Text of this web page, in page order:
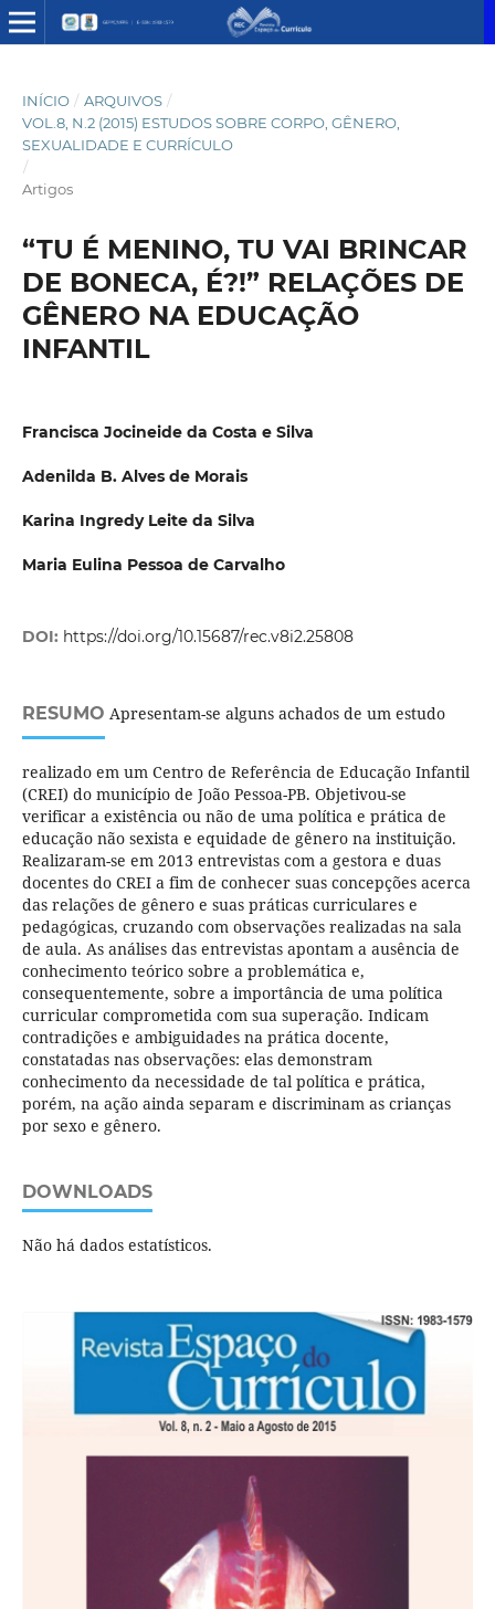
INÍCIO / ARQUIVOS /
VOL.8, N.2 (2015) ESTUDOS SOBRE CORPO, GÊNERO,
SEXUALIDADE E CURRÍCULO
/
Artigos
“TU É MENINO, TU VAI BRINCAR
DE BONECA, É?!” RELAÇÕES DE
GÊNERO NA EDUCAÇÃO
INFANTIL
Francisca Jocineide da Costa e Silva
Adenilda B. Alves de Morais
Karina Ingredy Leite da Silva
Maria Eulina Pessoa de Carvalho
DOI: https://doi.org/10.15687/rec.v8i2.25808
RESUMO Apresentam-se alguns achados de um estudo
realizado em um Centro de Referência de Educação Infantil
(CREI) do município de João Pessoa-PB. Objetivou-se
verificar a existência ou não de uma política e prática de
educação não sexista e equidade de gênero na instituição.
Realizaram-se em 2013 entrevistas com a gestora e duas
docentes do CREI a fim de conhecer suas concepções acerca
das relações de gênero e suas práticas curriculares e
pedagógicas, cruzando com observações realizadas na sala
de aula. As análises das entrevistas apontam a ausência de
conhecimento teórico sobre a problemática e,
consequentemente, sobre a importância de uma política
curricular comprometida com sua superação. Indicam
contradições e ambiguidades na prática docente,
constatadas nas observações: elas demonstram
conhecimento da necessidade de tal política e prática,
porém, na ação ainda separam e discriminam as crianças
por sexo e gênero.
DOWNLOADS
Não há dados estatísticos.